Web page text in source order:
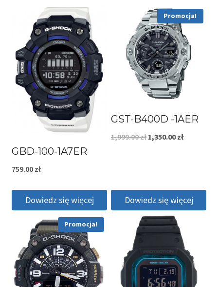
GBD-100-1A7ER
759.00 zł
Dowiedz się więcej
Promocja!
GST-B400D -1AER
1,999.00zł Pierwotna
1,350.00złAktualna
Dowiedz się więcej
Promocja!